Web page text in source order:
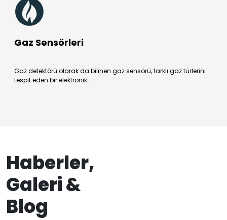
Gaz Sensörleri
Gaz detektörü olarak da bilinen gaz sensörü, farklı gaz türlerini
tespit eden bir elektronik…
Haberler,
Galeri &
Blog